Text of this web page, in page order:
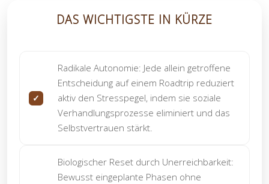
DAS WICHTIGSTE IN KÜRZE
Radikale Autonomie: Jede allein getroffene
Entscheidung auf einem Roadtrip reduziert
aktiv den Stresspegel, indem sie soziale
Verhandlungsprozesse eliminiert und das
Selbstvertrauen stärkt.
Biologischer Reset durch Unerreichbarkeit:
Bewusst eingeplante Phasen ohne